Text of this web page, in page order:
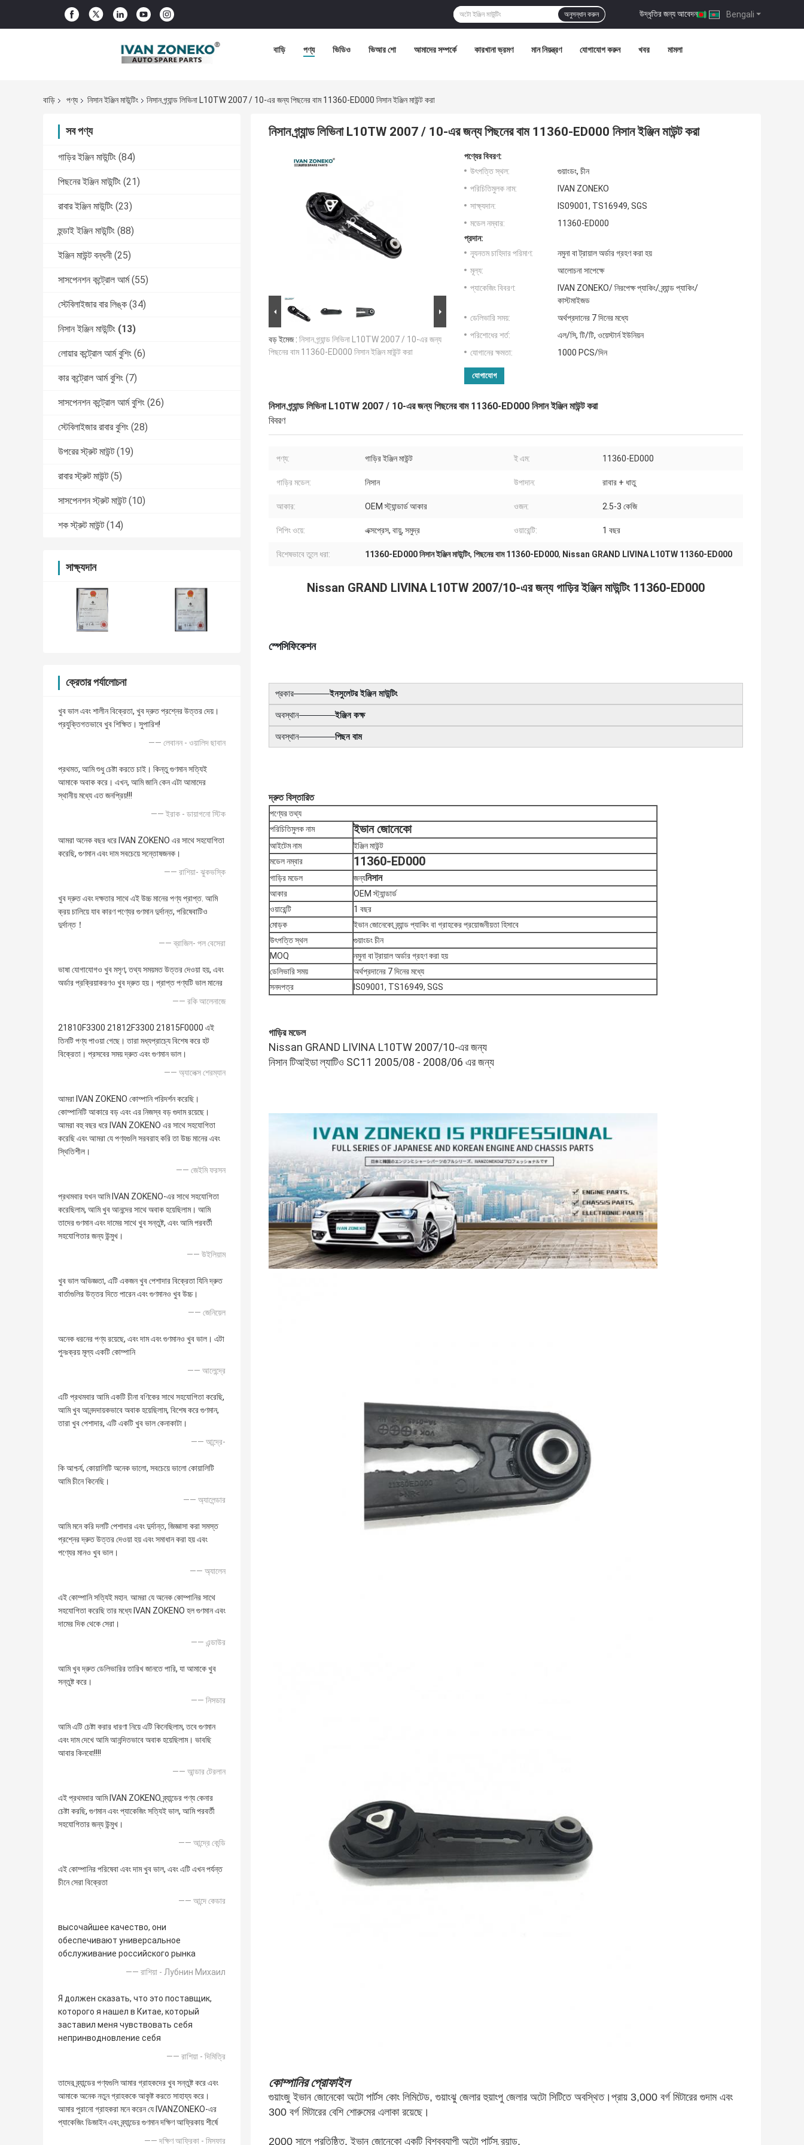
Bengali
উদ্ধৃতির জন্য আবেদন |
অনুসন্ধান করুন
বাড়ি পণ্য ভিডিও ভিআর শো আমাদের সম্পর্কে কারখানা ভ্রমণ মান নিয়ন্ত্রণ যোগাযোগ করুন খবর মামলা
বাড়ি পণ্য নিসান ইঞ্জিন মাউন্টিং নিসান গ্র্যান্ড লিভিনা L10TW 2007 / 10-এর জন্য পিছনের বাম 11360-ED000 নিসান ইঞ্জিন মাউন্ট করা
সব পণ্য
গাড়ির ইঞ্জিন মাউন্টিং (84)
পিছনের ইঞ্জিন মাউন্টিং (21)
রাবার ইঞ্জিন মাউন্টিং (23)
হুন্ডাই ইঞ্জিন মাউন্টিং (88)
ইঞ্জিন মাউন্ট বন্ধনী (25)
সাসপেনশন কন্ট্রোল আর্ম (55)
স্টেবিলাইজার বার লিঙ্ক (34)
নিসান ইঞ্জিন মাউন্টিং (13)
লোয়ার কন্ট্রোল আর্ম বুশিং (6)
কার কন্ট্রোল আর্ম বুশিং (7)
সাসপেনশন কন্ট্রোল আর্ম বুশিং (26)
স্টেবিলাইজার রাবার বুশিং (28)
উপরের স্ট্রুট মাউন্ট (19)
রাবার স্ট্রুট মাউন্ট (5)
সাসপেনশন স্ট্রুট মাউন্ট (10)
শক স্ট্রুট মাউন্ট (14)
সাক্ষ্যদান
ক্রেতার পর্যালোচনা
খুব ভাল এবং শালীন বিক্রেতা, খুব দ্রুত প্রশ্নের উত্তর দেয়।
প্রযুক্তিগতভাবে খুব শিক্ষিত। সুপারিশ!
—— লেবানন - ওয়ালিদ ছাবান
প্রথমত, আমি শুধু চেষ্টা করতে চাই। কিন্তু গুণমান সত্যিই
আমাকে অবাক করে। এখন, আমি জানি কেন এটা আমাদের
স্থানীয় মধ্যে এত জনপ্রিয়!!!
—— ইরাক - ডায়াগনো স্টিক
আমরা অনেক বছর ধরে IVAN ZOKENO এর সাথে সহযোগিতা
করেছি, গুণমান এবং দাম সবচেয়ে সন্তোষজনক।
—— রাশিয়া- ঝুকভস্কি
খুব দ্রুত এবং দক্ষতার সাথে এই উচ্চ মানের পণ্য প্রাপ্ত. আমি
ক্রয় চালিয়ে যাব কারণ পণ্যের গুণমান দুর্দান্ত, পরিষেবাটিও
দুর্দান্ত！
—— ব্রাজিল- পল বেসেরা
ভাষা যোগাযোগও খুব মসৃণ, তথ্য সময়মত উত্তর দেওয়া হয়, এবং
অর্ডার প্রক্রিয়াকরণও খুব দ্রুত হয়। প্রাপ্ত পণ্যটি ভাল মানের
—— রকি আলেনাজে
21810F3300 21812F3300 21815F0000 এই
তিনটি পণ্য পাওয়া গেছে। তারা মধ্যপ্রাচ্যে বিশেষ করে হট
বিক্রেতা। প্রসবের সময় দ্রুত এবং গুণমান ভাল।
—— অ্যালেক্স শেরম্যান
আমরা IVAN ZOKENO কোম্পানি পরিদর্শন করেছি।
কোম্পানিটি আকারে বড় এবং এর নিজস্ব বড় গুদাম রয়েছে।
আমরা বহু বছর ধরে IVAN ZOKENO এর সাথে সহযোগিতা
করেছি এবং আমরা যে পণ্যগুলি সরবরাহ করি তা উচ্চ মানের এবং
স্থিতিশীল।
—— জেইমি ফরসন
প্রথমবার যখন আমি IVAN ZOKENO-এর সাথে সহযোগিতা
করেছিলাম, আমি খুব আনন্দের সাথে অবাক হয়েছিলাম। আমি
তাদের গুণমান এবং দামের সাথে খুব সন্তুষ্ট, এবং আমি পরবর্তী
সহযোগিতার জন্য উন্মুখ।
—— উইলিয়াম
খুব ভাল অভিজ্ঞতা, এটি একজন খুব পেশাদার বিক্রেতা যিনি দ্রুত
বার্তাগুলির উত্তর দিতে পারেন এবং গুণমানও খুব উচ্চ।
—— জেনিয়েল
অনেক ধরনের পণ্য রয়েছে, এবং দাম এবং গুণমানও খুব ভাল। এটা
পুনঃক্রয় মূল্য একটি কোম্পানি
—— আলেন্দ্রে
এটি প্রথমবার আমি একটি চীনা বণিকের সাথে সহযোগিতা করেছি,
আমি খুব আনন্দদায়কভাবে অবাক হয়েছিলাম, বিশেষ করে গুণমান,
তারা খুব পেশাদার, এটি একটি খুব ভাল কেনাকাটা।
—— আন্দ্রে-
কি আশ্চর্য, কোয়ালিটি অনেক ভালো, সবচেয়ে ভালো কোয়ালিটি
আমি চীনে কিনেছি।
—— অ্যালেন্ডার
আমি মনে করি দলটি পেশাদার এবং দুর্দান্ত, জিজ্ঞাসা করা সমস্ত
প্রশ্নের দ্রুত উত্তর দেওয়া হয় এবং সমাধান করা হয় এবং
পণ্যের মানও খুব ভাল।
—— অ্যালেন
এই কোম্পানি সত্যিই মহান. আমরা যে অনেক কোম্পানির সাথে
সহযোগিতা করেছি তার মধ্যে IVAN ZOKENO হল গুণমান এবং
দামের দিক থেকে সেরা।
—— এন্ডাউর
আমি খুব দ্রুত ডেলিভারির তারিখ জানতে পারি, যা আমাকে খুব
সন্তুষ্ট করে।
—— নিসডার
আমি এটি চেষ্টা করার ধারণা নিয়ে এটি কিনেছিলাম, তবে গুণমান
এবং দাম দেখে আমি আনন্দিতভাবে অবাক হয়েছিলাম। ভাবছি
আবার কিনবো!!!!
—— আন্ডার টেরলান
এই প্রথমবার আমি IVAN ZOKENO ব্র্যান্ডের পণ্য কেনার
চেষ্টা করছি, গুণমান এবং প্যাকেজিং সত্যিই ভাল, আমি পরবর্তী
সহযোগিতার জন্য উন্মুখ।
—— আন্দ্রে কেন্ডি
এই কোম্পানির পরিষেবা এবং দাম খুব ভাল, এবং এটি এখন পর্যন্ত
চীনে সেরা বিক্রেতা
—— আন্দে কেডার
высочайшее качество, они
обеспечивают универсальное
обслуживание российского рынка
—— রাশিয়া - Лубнин Михаил
Я должен сказать, что это поставщик,
которого я нашел в Китае, который
заставил меня чувствовать себя
непринводновление себя
—— রাশিয়া - দিমিত্রি
তাদের ব্র্যান্ডের পণ্যগুলি আমার গ্রাহকদের খুব সন্তুষ্ট করে এবং
আমাকে অনেক নতুন গ্রাহককে আকৃষ্ট করতে সাহায্য করে।
আমার পুরানো গ্রাহকরা মনে করেন যে IVANZONEKO-এর
প্যাকেজিং ডিজাইন এবং ব্র্যান্ডের গুণমান দক্ষিণ আফ্রিকায় শীর্ষে
—— দক্ষিণ আফ্রিকা - মিসফার
নিসান গ্র্যান্ড লিভিনা L10TW 2007 / 10-এর জন্য পিছনের বাম 11360-ED000 নিসান ইঞ্জিন মাউন্ট করা
বড় ইমেজ : নিসান গ্র্যান্ড লিভিনা L10TW 2007 / 10-এর জন্য
পিছনের বাম 11360-ED000 নিসান ইঞ্জিন মাউন্ট করা
পণ্যের বিবরণ:
উৎপত্তি স্থল:
গুয়াংডং, চীন
পরিচিতিমুলক নাম:
IVAN ZONEKO
সাক্ষ্যদান:
IS09001, TS16949, SGS
মডেল নম্বার:
11360-ED000
প্রদান:
ন্যূনতম চাহিদার পরিমাণ:
নমুনা বা ট্রায়াল অর্ডার গ্রহণ করা হয়
মূল্য:
আলোচনা সাপেক্ষে
প্যাকেজিং বিবরণ:
IVAN ZONEKO/ নিরপেক্ষ প্যাকিং/ ব্র্যান্ড প্যাকিং/
কাস্টমাইজড
ডেলিভারি সময়:
অর্থপ্রদানের 7 দিনের মধ্যে
পরিশোধের শর্ত:
এল/সি, টি/টি, ওয়েস্টার্ন ইউনিয়ন
যোগানের ক্ষমতা:
1000 PCS/দিন
যোগাযোগ
নিসান গ্র্যান্ড লিভিনা L10TW 2007 / 10-এর জন্য পিছনের বাম 11360-ED000 নিসান ইঞ্জিন মাউন্ট করা
বিবরণ
পণ্য: গাড়ির ইঞ্জিন মাউন্ট ই এম: 11360-ED000
গাড়ির মডেল: নিসান উপাদান: রাবার + ধাতু
আকার: OEM স্ট্যান্ডার্ড আকার ওজন: 2.5-3 কেজি
শিপিং ওয়ে: এক্সপ্রেস, বায়ু, সমুদ্র ওয়ারেন্টি: 1 বছর
বিশেষভাবে তুলে ধরা: 11360-ED000 নিসান ইঞ্জিন মাউন্টিং, পিছনের বাম 11360-ED000, Nissan GRAND LIVINA L10TW 11360-ED000
Nissan GRAND LIVINA L10TW 2007/10-এর জন্য গাড়ির ইঞ্জিন মাউন্টিং 11360-ED000
স্পেসিফিকেশন
প্রকার————ইনসুলেটর ইঞ্জিন মাউন্টিং
অবস্থান————ইঞ্জিন কক্ষ
অবস্থান————পিছন বাম
দ্রুত বিস্তারিত
পণ্যের তথ্য
পরিচিতিমুলক নাম
ইভান জোনেকো
আইটেম নাম
ইঞ্জিন মাউন্ট
মডেল নম্বার
11360-ED000
গাড়ির মডেল জন্যনিসান
আকার
OEM স্ট্যান্ডার্ড
ওয়ারেন্টি
1 বছর
মোড়ক
ইভান জোনেকো ব্র্যান্ড প্যাকিং বা গ্রাহকের প্রয়োজনীয়তা হিসাবে
উৎপত্তি স্থল
গুয়াংডং চীন
MOQ
নমুনা বা ট্রায়াল অর্ডার গ্রহণ করা হয়
ডেলিভারি সময়
অর্থপ্রদানের 7 দিনের মধ্যে
সনদপত্র
IS09001, TS16949, SGS
গাড়ির মডেল
Nissan GRAND LIVINA L10TW 2007/10-এর জন্য
নিসান টিআইডা ল্যাটিও SC11 2005/08 - 2008/06 এর জন্য
কোম্পানির প্রোফাইল
গুয়াংজু ইভান জোনেকো অটো পার্টস কোং লিমিটেড, গুয়াংঝু জেলার হুয়াংপু জেলার অটো সিটিতে অবস্থিত।প্রায় 3,000 বর্গ মিটারের গুদাম এবং
300 বর্গ মিটারের বেশি শোরুমের এলাকা রয়েছে।
2000 সালে প্রতিষ্ঠিত, ইভান জোনেকো একটি বিশ্বব্যাপী অটো পার্টস ব্র্যান্ড,